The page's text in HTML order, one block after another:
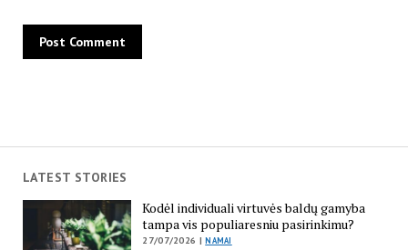
LATEST STORIES
Kodėl individuali virtuvės baldų gamyba
tampa vis populiaresniu pasirinkimu?
27/07/2026 |NAMAI